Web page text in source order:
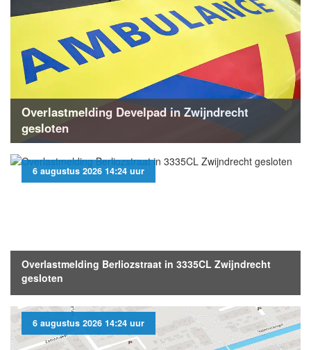
Overlastmelding Develpad in Zwijndrecht
gesloten
6 augustus 2026 14:24 uur
Overlastmelding Berliozstraat in 3335CL Zwijndrecht
gesloten
6 augustus 2026 14:24 uur